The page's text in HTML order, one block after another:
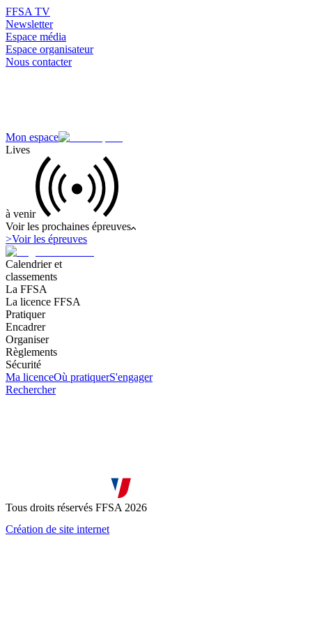
FFSA TV
Newsletter
Espace média
Espace organisateur
Nous contacter
Mon espace
Lives
à venir
Voir les prochaines épreuves
>Voir les épreuves
Calendrier et
classements
La FFSA
La licence FFSA
Pratiquer
Encadrer
Organiser
Règlements
Sécurité
Ma licenceOù pratiquerS'engager
Rechercher
Tous droits réservés FFSA 2026
Création de site internet